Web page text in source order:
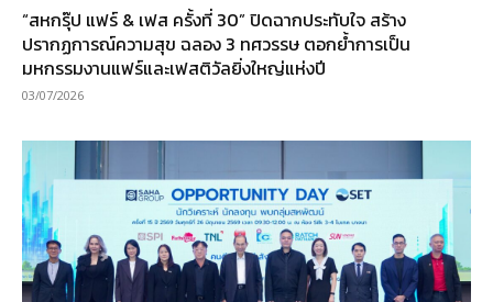
“สหกรุ๊ป แฟร์ & เฟส ครั้งที่ 30” ปิดฉากประทับใจ สร้าง
ปรากฏการณ์ความสุข ฉลอง 3 ทศวรรษ ตอกย้ำการเป็น
มหกรรมงานแฟร์และเฟสติวัลยิ่งใหญ่แห่งปี
03/07/2026